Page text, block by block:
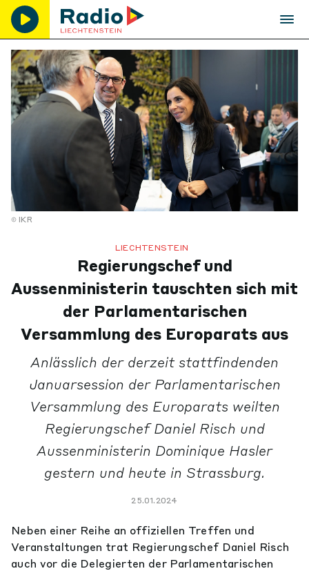
IKR
LIECHTENSTEIN
Regierungschef und
Aussenministerin tauschten sich mit
der Parlamentarischen
Versammlung des Europarats aus
Anlässlich der derzeit stattfindenden
Januarsession der Parlamentarischen
Versammlung des Europarats weilten
Regierungschef Daniel Risch und
Aussenministerin Dominique Hasler
gestern und heute in Strassburg.
25.01.2024
Neben einer Reihe an offiziellen Treffen und
Veranstaltungen trat Regierungschef Daniel Risch
auch vor die Delegierten der Parlamentarischen